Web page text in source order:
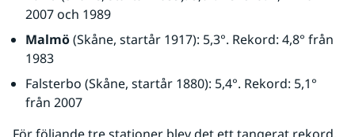
2007 och 1989
Malmö (Skåne, startår 1917): 5,3°. Rekord: 4,8° från
1983
Falsterbo (Skåne, startår 1880): 5,4°. Rekord: 5,1°
från 2007